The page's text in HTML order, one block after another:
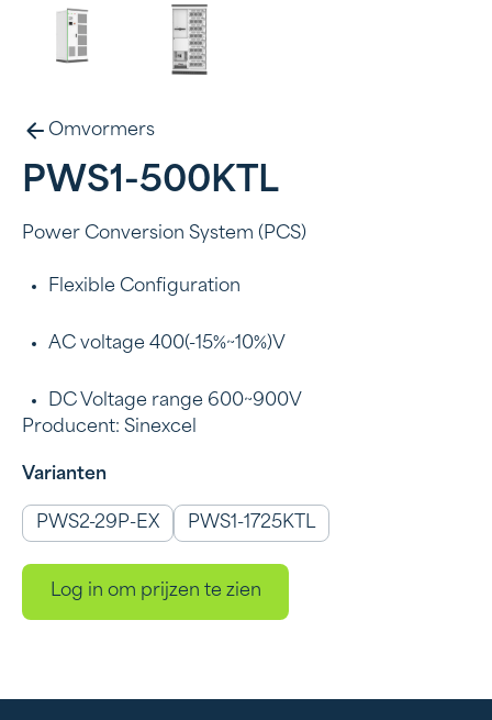
Omvormers
PWS1-500KTL
Power Conversion System (PCS)
Flexible Configuration
AC voltage 400(-15%~10%)V
DC Voltage range 600~900V
Producent: Sinexcel
Varianten
PWS2-29P-EX PWS1-1725KTL
Log in om prijzen te zien